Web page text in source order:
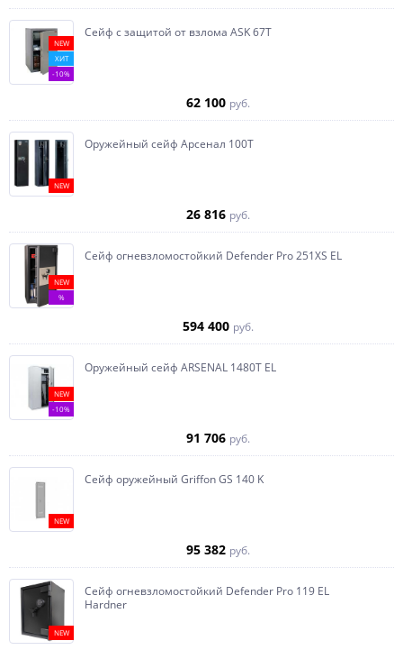
NEW
ХИТ
-10%
Сейф с защитой от взлома ASK 67T
62 100 руб.
NEW
Оружейный сейф Арсенал 100Т
26 816 руб.
NEW
%
Сейф огневзломостойкий Defender Pro 251XS EL
594 400 руб.
NEW
-10%
Оружейный сейф ARSENAL 1480Т EL
91 706 руб.
NEW
Сейф оружейный Griffon GS 140 K
95 382 руб.
NEW
Сейф огневзломостойкий Defender Pro 119 EL
Hardner